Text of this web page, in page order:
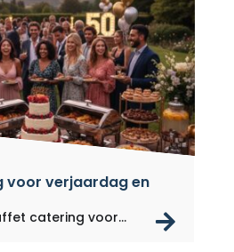
voor verjaardag en
catering voor...